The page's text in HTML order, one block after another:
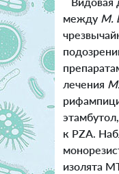
между M.
лечения
к PZA.
изолята